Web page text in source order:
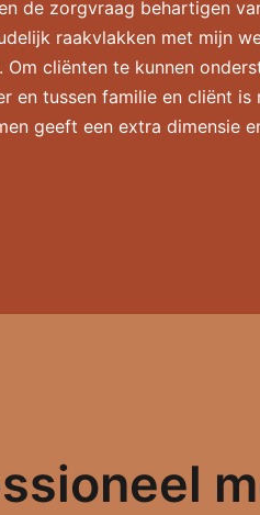
de zorgvraag behartigen
raakvlakken met mijn
cliënten te kunnen
en tussen familie en cliënt is
geeft een extra dimensie